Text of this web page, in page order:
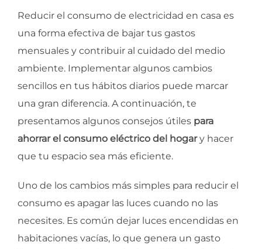
Reducir el consumo de electricidad en casa es
una forma efectiva de bajar tus gastos
mensuales y contribuir al cuidado del medio
ambiente. Implementar algunos cambios
sencillos en tus hábitos diarios puede marcar
una gran diferencia. A continuación, te
presentamos algunos consejos útiles para
ahorrar el consumo eléctrico del hogary hacer
que tu espacio sea más eficiente.
Uno de los cambios más simples para reducir el
consumo es apagar las luces cuando no las
necesites. Es común dejar luces encendidas en
habitaciones vacías, lo que genera un gasto